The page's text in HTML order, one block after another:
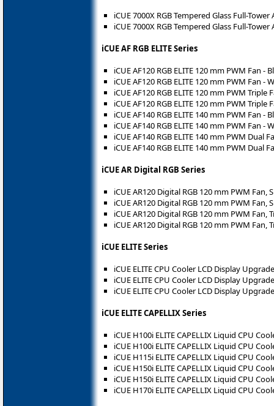
iCUE 7000X RGB Tempered Glass Full-Tower
iCUE 7000X RGB Tempered Glass Full-Tower
iCUE AF RGB ELITE Series
iCUE AF120 RGB ELITE 120 mm PWM Fan -
iCUE AF120 RGB ELITE 120 mm PWM Fan -
iCUE AF120 RGB ELITE 120 mm PWM Triple
iCUE AF120 RGB ELITE 120 mm PWM Triple
iCUE AF140 RGB ELITE 140 mm PWM Fan -
iCUE AF140 RGB ELITE 140 mm PWM Fan -
iCUE AF140 RGB ELITE 140 mm PWM Dual
iCUE AF140 RGB ELITE 140 mm PWM Dual
iCUE AR Digital RGB Series
iCUE AR120 Digital RGB 120 mm PWM Fan,
iCUE AR120 Digital RGB 120 mm PWM Fan,
iCUE AR120 Digital RGB 120 mm PWM Fan,
iCUE AR120 Digital RGB 120 mm PWM Fan,
iCUE ELITE Series
iCUE ELITE CPU Cooler LCD Display
iCUE ELITE CPU Cooler LCD Display
iCUE ELITE CPU Cooler LCD Display
iCUE ELITE CAPELLIX Series
iCUE H100i ELITE CAPELLIX Liquid CPU
iCUE H100i ELITE CAPELLIX Liquid CPU
iCUE H115i ELITE CAPELLIX Liquid CPU
iCUE H150i ELITE CAPELLIX Liquid CPU
iCUE H150i ELITE CAPELLIX Liquid CPU
iCUE H170i ELITE CAPELLIX Liquid CPU